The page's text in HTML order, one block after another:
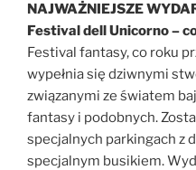
NAJWAŻNIEJSZE
Festival dell Unicorno –
Festival fantasy, co roku
wypełnia się dziwnymi
związanymi ze światem
fantasy i podobnych.
specjalnych parkingach z
specjalnym busikiem.